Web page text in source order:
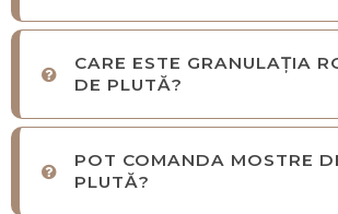
CARE ESTE GRANULAȚIA
DE PLUTĂ?
POT COMANDA MOSTRE
PLUTĂ?